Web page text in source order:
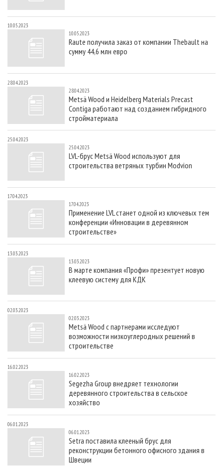
10.05.2023
10.05.2023
Raute получила заказ от компании Thebault на
сумму 44,6 млн евро
28.04.2023
28.04.2023
Metsä Wood и Heidelberg Materials Precast
Contiga работают над созданием гибридного
стройматериала
25.04.2023
25.04.2023
LVL-брус Metsä Wood используют для
строительства ветряных турбин Modvion
17.04.2023
17.04.2023
Применение LVL станет одной из ключевых тем
конференции «Инновации в деревянном
строительстве»
13.03.2023
13.03.2023
В марте компания «Профи» презентует новую
клеевую систему для КДК
02.03.2023
02.03.2023
Metsä Wood с партнерами исследуют
возможности низкоуглеродных решений в
строительстве
16.02.2023
16.02.2023
Segezha Group внедряет технологии
деревянного строительства в сельское
хозяйство
06.01.2023
06.01.2023
Setra поставила клееный брус для
реконструкции бетонного офисного здания в
Швеции